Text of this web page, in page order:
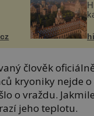
člověk
kryoniky nejde
o vraždu.
jeho teplotu.